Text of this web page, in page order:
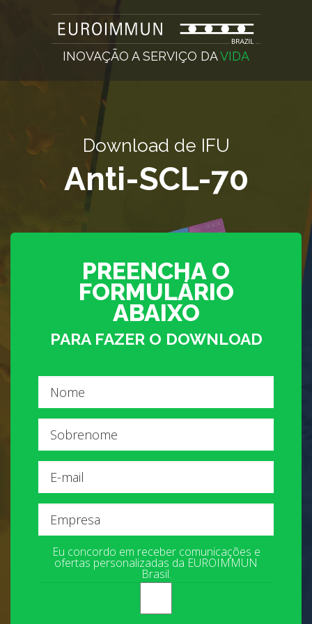
INOVAÇÃO A SERVIÇO DAVIDA
Download de IFU
Anti-SCL-70
PREENCHA O
FORMULÁRIO
ABAIXO
PARA FAZER O DOWNLOAD
Nome
Sobrenome
E-
Empresa
Eu concordo em receber comunicações e
ofertas personalizadas da EUROIMMUN
Brasil.